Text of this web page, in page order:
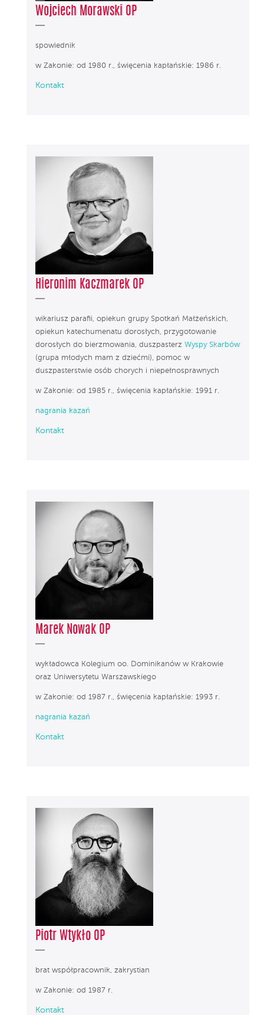
Wojciech Morawski OP
spowiednik
w Zakonie: od 1980 r., święcenia kapłańskie: 1986 r.
Kontakt
Hieronim Kaczmarek OP
wikariusz parafii, opiekun grupy Spotkań Małżeńskich,
opiekun katechumenatu dorosłych, przygotowanie
dorosłych do bierzmowania, duszpasterz Wyspy Skarbów
(grupa młodych mam z dziećmi), pomoc w
duszpasterstwie osób chorych i niepełnosprawnych
w Zakonie: od 1985 r., święcenia kapłańskie: 1991 r.
nagrania kazań
Kontakt
Marek Nowak OP
wykładowca Kolegium oo. Dominikanów w Krakowie
oraz Uniwersytetu Warszawskiego
w Zakonie: od 1987 r., święcenia kapłańskie: 1993 r.
nagrania kazań
Kontakt
Piotr Wtykło OP
brat współpracownik, zakrystian
w Zakonie: od 1987 r.
Kontakt